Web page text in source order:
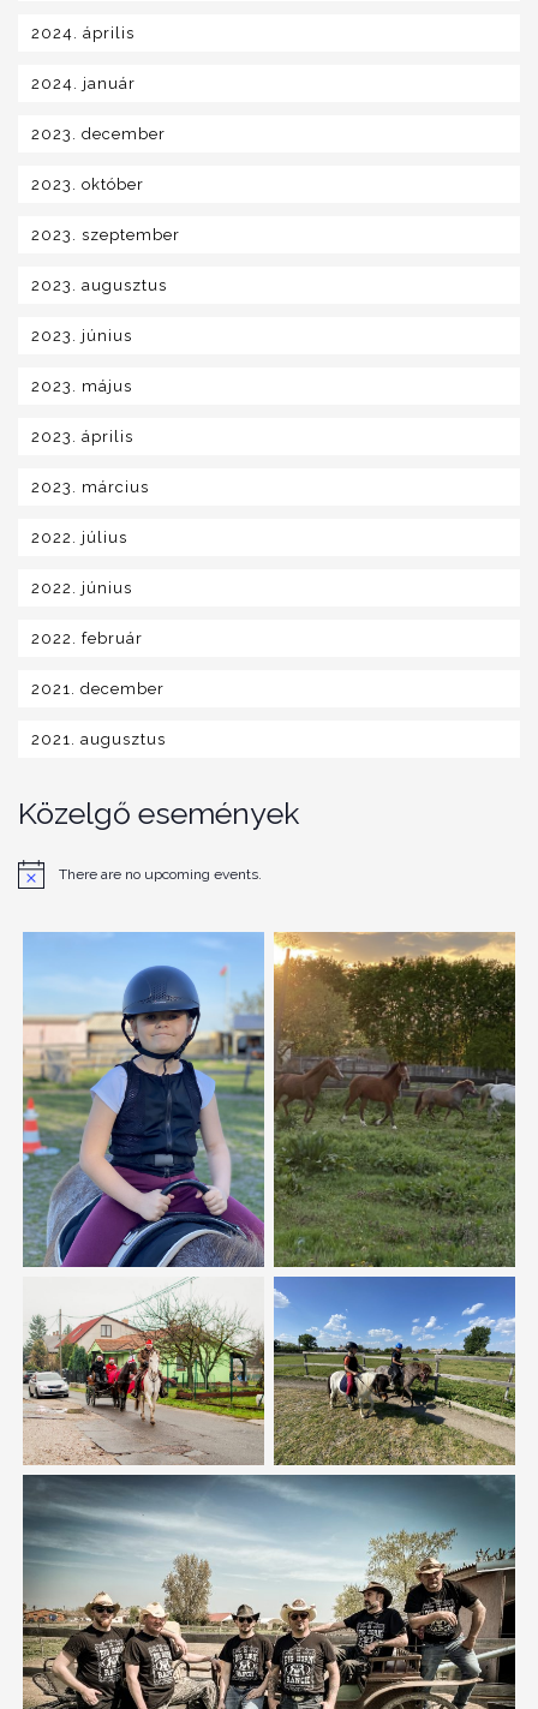
2024. április
2024. január
2023. december
2023. október
2023. szeptember
2023. augusztus
2023. június
2023. május
2023. április
2023. március
2022. július
2022. június
2022. február
2021. december
2021. augusztus
Közelgő események
There are no upcoming events.